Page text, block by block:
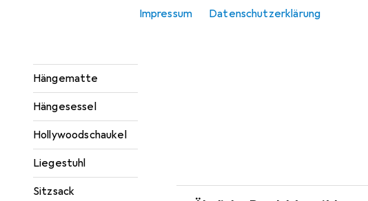
Impressum Datenschutzerklärung
Hängematte
Hängesessel
Hollywoodschaukel
Liegestuhl
Sitzsack